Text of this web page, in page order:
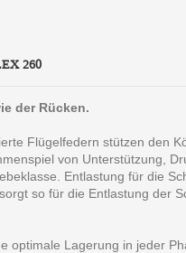
260
der Rücken.
Flügelfedern stützen den
von Unterstützung,
Entlastung für die
so für die Entlastung der
optimale Lagerung in jeder